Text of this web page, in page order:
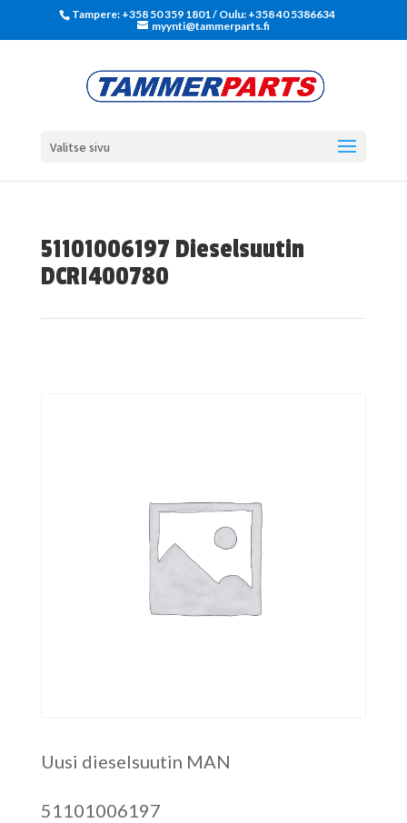
Tampere: +358 50 359 1801‬ / Oulu: +358 40 5386634
myynti@tammerparts.fi
Valitse sivu
51101006197 Dieselsuutin
DCRI400780
Uusi dieselsuutin MAN
51101006197